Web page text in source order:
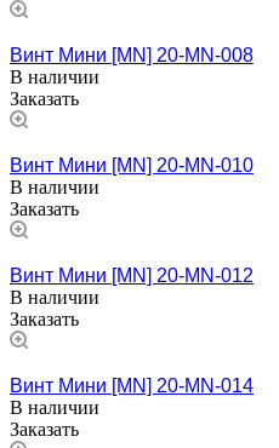
Винт Мини [MN] 20-MN-008
В наличии
Заказать
Винт Мини [MN] 20-MN-010
В наличии
Заказать
Винт Мини [MN] 20-MN-012
В наличии
Заказать
Винт Мини [MN] 20-MN-014
В наличии
Заказать